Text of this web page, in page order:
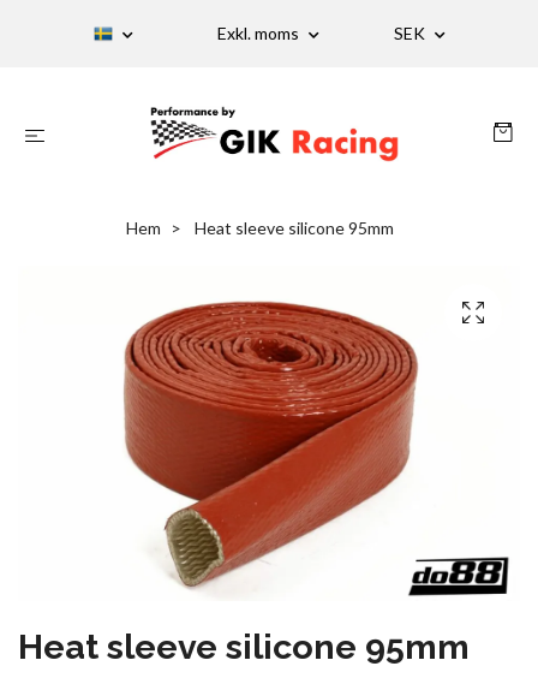
Exkl. moms SEK
Hem Heat sleeve silicone 95mm
Heat sleeve silicone 95mm